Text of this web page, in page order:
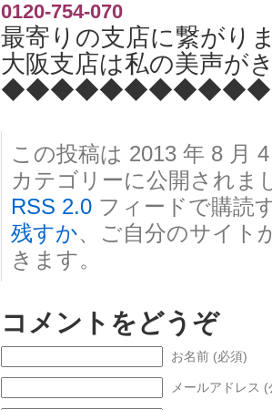
0120-754-070
最寄りの支店に繋がり
大阪支店は私の美声が
この投稿は 2013 年 8 月
カテゴリーに公開されま
RSS 2.0 フィードで購読
残すか、ご自分のサイト
きます。
コメントをどうぞ
お名前 (必須)
メールアドレス